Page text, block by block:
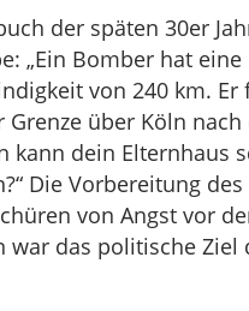
der späten 30er
„Ein Bomber hat eine
von 240 km. Er
Grenze über Köln
kann dein Elternhaus
Die Vorbereitung des
von Angst vor
war das politische Ziel